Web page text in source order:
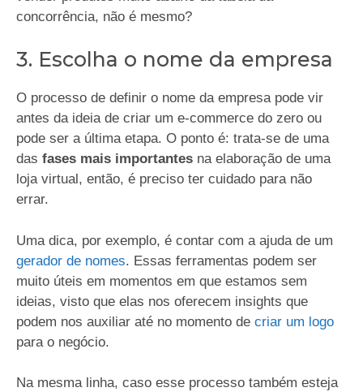
concorrência, não é mesmo?
3. Escolha o nome da empresa
O processo de definir o nome da empresa pode vir
antes da ideia de criar um e-commerce do zero ou
pode ser a última etapa. O ponto é: trata-se de uma
das fases mais importantes na elaboração de uma
loja virtual, então, é preciso ter cuidado para não
errar.
Uma dica, por exemplo, é contar com a ajuda de um
gerador de nomes. Essas ferramentas podem ser
muito úteis em momentos em que estamos sem
ideias, visto que elas nos oferecem insights que
podem nos auxiliar até no momento de criar um logo
para o negócio.
Na mesma linha, caso esse processo também esteja